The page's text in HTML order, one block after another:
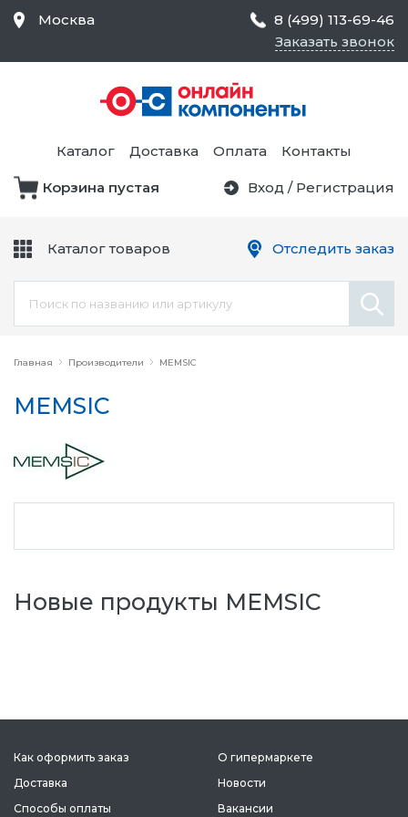
Главная Производители MEMSIC
MEMSIC
Новые продукты MEMSIC
Москва
8 (499) 113-69-46
Заказать звонок
Каталог Доставка Оплата Контакты
Корзина пустая Вход / Регистрация
Каталог товаров
Средства Контроля
Статического
Электричества и
Безопасности,
Товары для Чистых
Цепи
Оборудование
Отследить заказ
Как оформить заказ
Доставка
Способы оплаты
О гипермаркете
Новости
Вакансии